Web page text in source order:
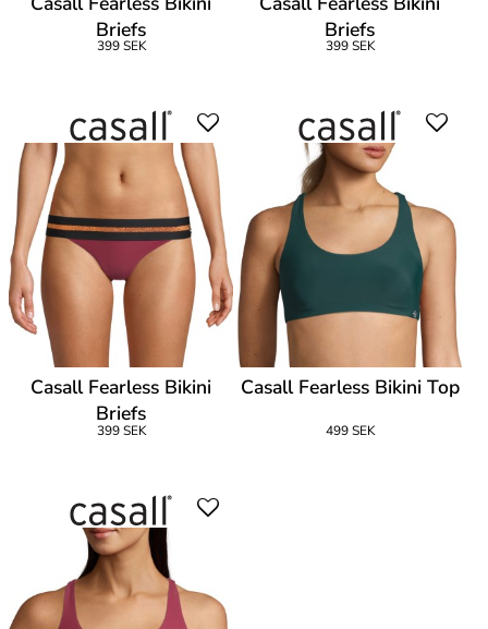
Briefs
399 SEK
Briefs
399 SEK
Casall Fearless Bikini
Briefs
399 SEK
Casall Fearless Bikini Top
499 SEK